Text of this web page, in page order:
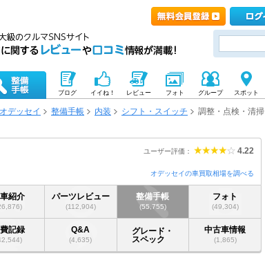
ブログ イイね！ レビュー フォト グループ スポット
オデッセイ 整備手帳 内装 シフト・スイッチ 調整・点検・清掃
ユーザー評価： 4.22
オデッセイの車買取相場を調べる
紹介 パーツレビュー
(112,904)
整備手帳
(55,755)
フォト
(49,304)
記録 Q&A
(4,635)
グレード・
スペック
中古車情報
(1,865)